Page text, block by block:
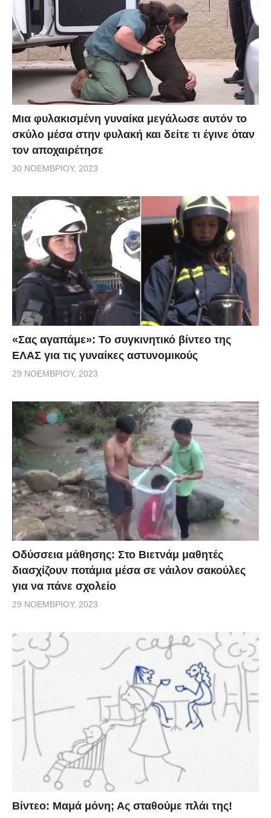
Μια φυλακισμένη γυναίκα μεγάλωσε αυτόν το
σκύλο μέσα στην φυλακή και δείτε τι έγινε όταν
τον αποχαιρέτησε
30 ΝΟΕΜΒΡΊΟΥ, 2023
«Σας αγαπάμε»: Το συγκινητικό βίντεο της
ΕΛΑΣ για τις γυναίκες αστυνομικούς
29 ΝΟΕΜΒΡΊΟΥ, 2023
Οδύσσεια μάθησης: Στο Βιετνάμ μαθητές
διασχίζουν ποτάμια μέσα σε νάιλον σακούλες
για να πάνε σχολείο
29 ΝΟΕΜΒΡΊΟΥ, 2023
Βίντεο: Μαμά μόνη; Ας σταθούμε πλάι της!